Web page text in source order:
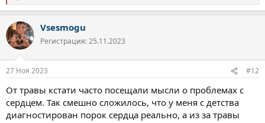
е
к
ц
и
Vsesmogu
Регистрация: 25.11.2023
27 Ноя 2023 #12
От травы кстати часто посещали мысли о проблемах с
сердцем. Так смешно сложилось, что у меня с детства
диагностирован порок сердца реально, а из за травы